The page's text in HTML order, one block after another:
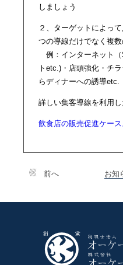
しましょう
２、ターゲットによっ
つの導線だけでなく複
例：インターネット（
トetc.)・店頭強化・チ
らディナーへの誘導etc.
詳しい集客導線を利用
飲食店の販売促進ケー
前へ お知